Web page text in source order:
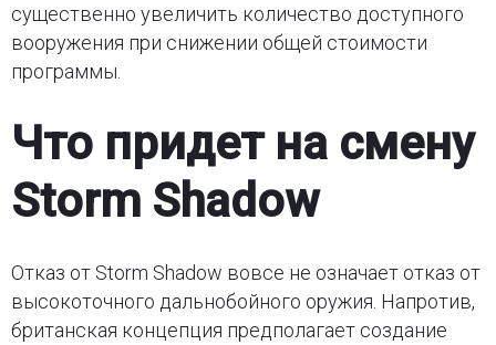
существенно увеличить количество доступного
вооружения при снижении общей стоимости
программы.
Что придет на смену
Storm Shadow
Отказ от Storm Shadow вовсе не означает отказ от
высокоточного дальнобойного оружия. Напротив,
британская концепция предполагает создание